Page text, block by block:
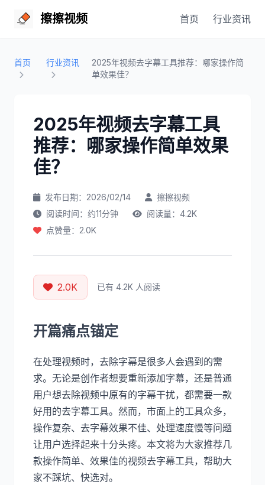
擦擦视频 首页 行业资讯
首页 行业资讯
2025年视频去字幕工具推荐：哪家操作简
单效果佳？
2025年视频去字幕工具
推荐：哪家操作简单效果
佳？
发布日期：2026/02/14
擦擦视频
阅读时间：约11分钟
阅读量：4.2K
点赞量：2.0K
2.0K 已有 4.2K 人阅读
开篇痛点锚定
在处理视频时，去除字幕是很多人会遇到的需
求。无论是创作者想要重新添加字幕，还是普通
用户想去除视频中原有的字幕干扰，都需要一款
好用的去字幕工具。然而，市面上的工具众多，
操作复杂、去字幕效果不佳、处理速度慢等问题
让用户选择起来十分头疼。本文将为大家推荐几
款操作简单、效果佳的视频去字幕工具，帮助大
家不踩坑、快选对。